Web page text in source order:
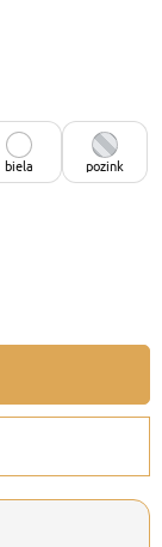
biela pozink